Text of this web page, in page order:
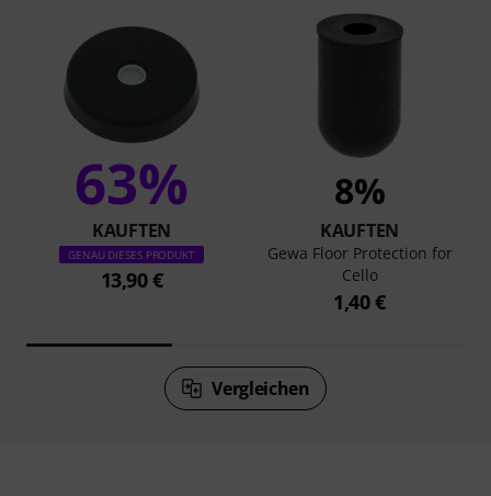
63%
KAUFTEN
GENAU DIESES PRODUKT
13,90 €
8%
KAUFTEN
Gewa Floor Protection for
Cello
1,40 €
Vergleichen